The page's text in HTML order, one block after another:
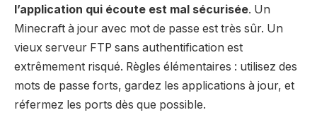
l’application qui écoute est mal sécurisée. Un
Minecraft à jour avec mot de passe est très sûr. Un
vieux serveur FTP sans authentification est
extrêmement risqué. Règles élémentaires : utilisez des
mots de passe forts, gardez les applications à jour, et
réfermez les ports dès que possible.